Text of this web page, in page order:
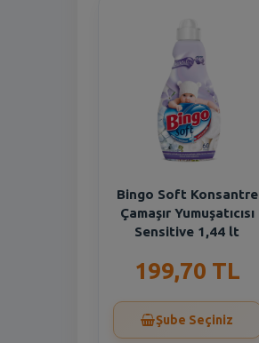
Bingo Soft Konsantre
Çamaşır Yumuşatıcısı
Sensitive 1,44 lt
199,70 TL
Şube Seçiniz